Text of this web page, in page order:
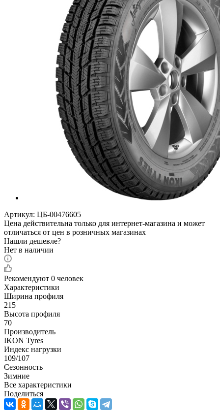
Артикул: ЦБ-00476605
Цена действительна только для интернет-магазина и может
отличаться от цен в розничных магазинах
Нашли дешевле?
Нет в наличии
Рекомендуют 0 человек
Характеристики
Ширина профиля
215
Высота профиля
70
Производитель
IKON Tyres
Индекс нагрузки
109/107
Сезонность
Зимние
Все характеристики
Поделиться